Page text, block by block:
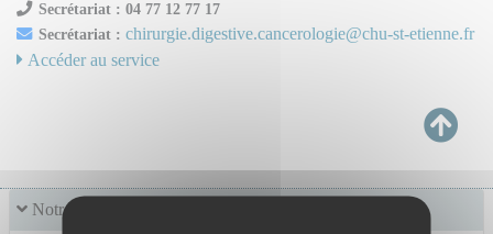
Notre offre de soins
Secrétariat : 04 77 12 77 17
Secrétariat :chirurgie.digestive.cancerologie@chu-st-etienne.fr
Accéder au service